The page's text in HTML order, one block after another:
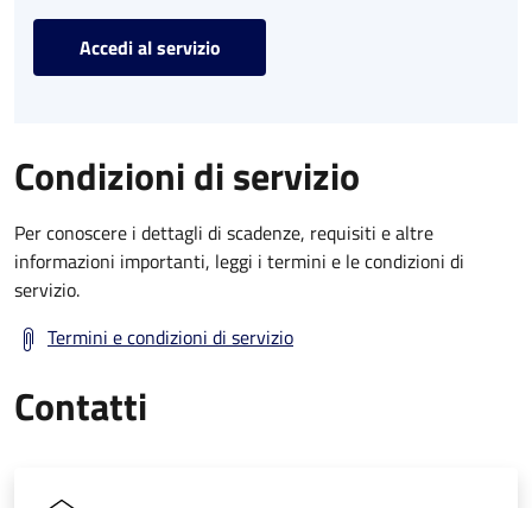
Accedi al servizio
Condizioni di servizio
Per conoscere i dettagli di scadenze, requisiti e altre
informazioni importanti, leggi i termini e le condizioni di
servizio.
Termini e condizioni di servizio
Contatti